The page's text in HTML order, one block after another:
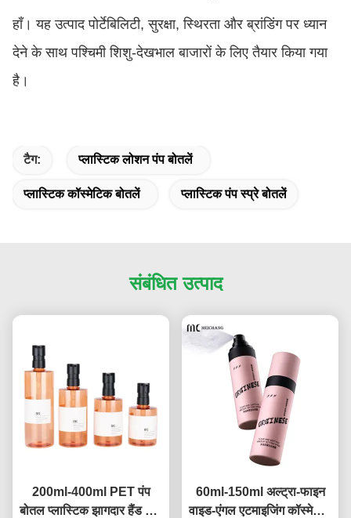
हाँ। यह उत्पाद पोर्टेबिलिटी, सुरक्षा, स्थिरता और ब्रांडिंग पर ध्यान
देने के साथ पश्चिमी शिशु-देखभाल बाजारों के लिए तैयार किया गया
है।
टैग: प्लास्टिक लोशन पंप बोतलें
प्लास्टिक कॉस्मेटिक बोतलें प्लास्टिक पंप स्प्रे बोतलें
संबंधित उत्पाद
200ml-400ml PET पंप
बोतल प्लास्टिक झागदार हैंड सोप
60ml-150ml अल्ट्रा-फाइन
वाइड-एंगल एटमाइजिंग कॉस्मेटिक